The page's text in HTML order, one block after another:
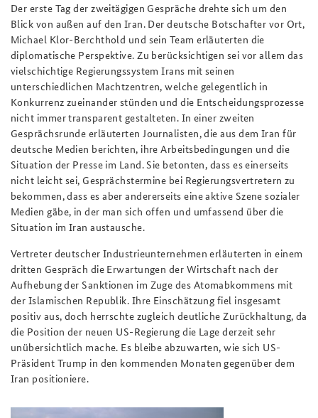
Der erste Tag der zweitägigen Gespräche drehte sich um den
Blick von außen auf den Iran. Der deutsche Botschafter vor Ort,
Michael Klor-Berchthold und sein Team erläuterten die
diplomatische Perspektive. Zu berücksichtigen sei vor allem das
vielschichtige Regierungssystem Irans mit seinen
unterschiedlichen Machtzentren, welche gelegentlich in
Konkurrenz zueinander stünden und die Entscheidungsprozesse
nicht immer transparent gestalteten. In einer zweiten
Gesprächsrunde erläuterten Journalisten, die aus dem Iran für
deutsche Medien berichten, ihre Arbeitsbedingungen und die
Situation der Presse im Land. Sie betonten, dass es einerseits
nicht leicht sei, Gesprächstermine bei Regierungsvertretern zu
bekommen, dass es aber andererseits eine aktive Szene sozialer
Medien gäbe, in der man sich offen und umfassend über die
Situation im Iran austausche.
Vertreter deutscher Industrieunternehmen erläuterten in einem
dritten Gespräch die Erwartungen der Wirtschaft nach der
Aufhebung der Sanktionen im Zuge des Atomabkommens mit
der Islamischen Republik. Ihre Einschätzung fiel insgesamt
positiv aus, doch herrschte zugleich deutliche Zurückhaltung, da
die Position der neuen US-Regierung die Lage derzeit sehr
unübersichtlich mache. Es bleibe abzuwarten, wie sich US-
Präsident Trump in den kommenden Monaten gegenüber dem
Iran positioniere.